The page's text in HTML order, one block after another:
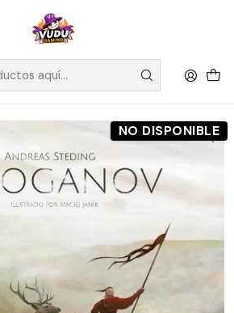
Chile! Envío GRATIS a Regiones sobre
Maldito Games
- Stroganov - Español
NO DISPONIBLE